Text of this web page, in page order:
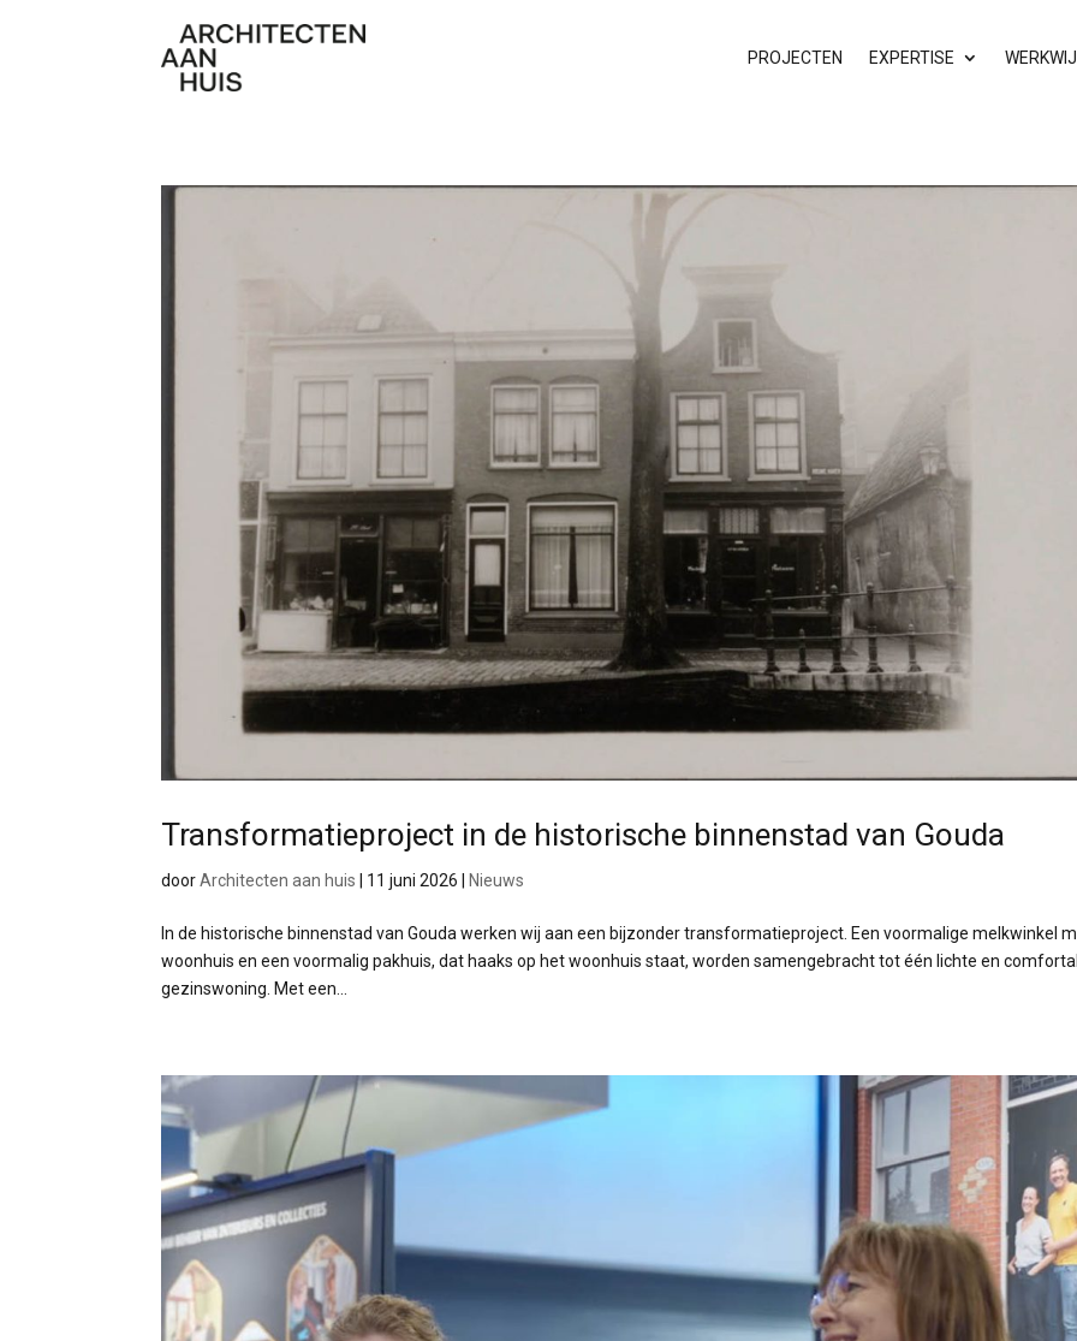
PROJECTEN EXPERTISE
Transformatieproject in de historische binnenstad van Gouda
doorArchitecten aan huis 11 juni 2026 Nieuws
In de historische binnenstad van Gouda werken wij aan een bijzonder transformatieproject. Een voormalige melkwinkel
woonhuis en een voormalig pakhuis, dat haaks op het woonhuis staat, worden samengebracht tot één lichte en
gezinswoning. Met een...